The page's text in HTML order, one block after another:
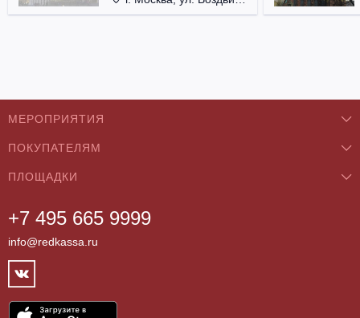
+7 495 665 9999
info@redkassa.ru
МЕРОПРИЯТИЯ
Концерты
Классика
Театры
Фестивали
Спорт
Цирк
ПОКУПАТЕЛЯМ
О нас
Как купить
Возврат билетов
Контакты
Партнёры
ПЛОЩАДКИ
Бар/Ресторан/Кафе
Клуб
Концертный зал
Театр